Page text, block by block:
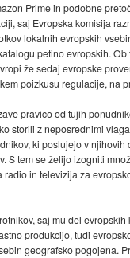
Prime in podobne
saj Evropska komisija
lokalnih evropskih
petino evropskih.
že sedaj evropske
poizkusu regulacije, na
pravico od tujih
storili z neposrednimi
ki poslujejo v
S tem se želijo izogniti
in televizija za
saj mu del
produkcijo, tudi
geografsko pogojena.